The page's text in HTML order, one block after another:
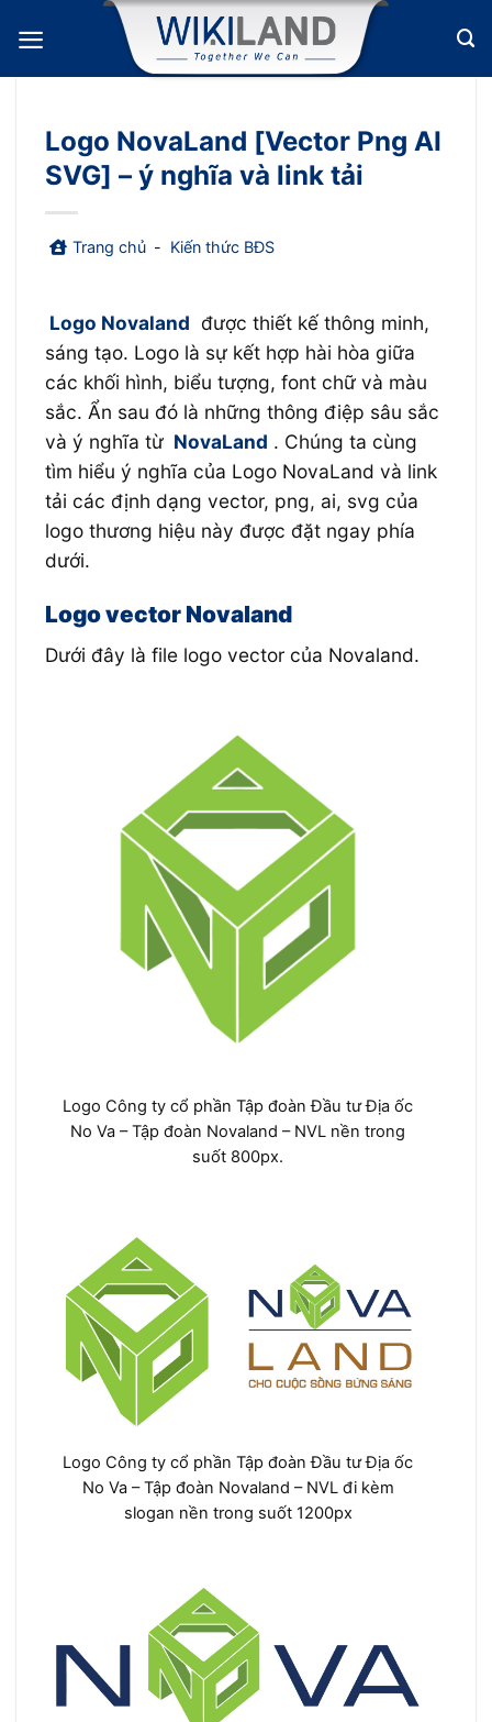
qua
nội
Logo NovaLand [Vector Png AI
SVG] – ý nghĩa và link tải
Trang chủ - Kiến thức BĐS
Logo Novaland được thiết kế thông minh,
sáng tạo. Logo là sự kết hợp hài hòa giữa
các khối hình, biểu tượng, font chữ và màu
sắc. Ẩn sau đó là những thông điệp sâu sắc
và ý nghĩa từ NovaLand . Chúng ta cùng
tìm hiểu ý nghĩa của Logo NovaLand và link
tải các định dạng vector, png, ai, svg của
logo thương hiệu này được đặt ngay phía
dưới.
Logovector Novaland
Dưới đây là file logo vector của Novaland.
Logo Công ty cổ phần Tập đoàn Đầu tư Địa ốc
No Va – Tập đoàn Novaland – NVL nền trong
suốt 800px.
Logo Công ty cổ phần Tập đoàn Đầu tư Địa ốc
No Va – Tập đoàn Novaland – NVL đi kèm
slogan nền trong suốt 1200px